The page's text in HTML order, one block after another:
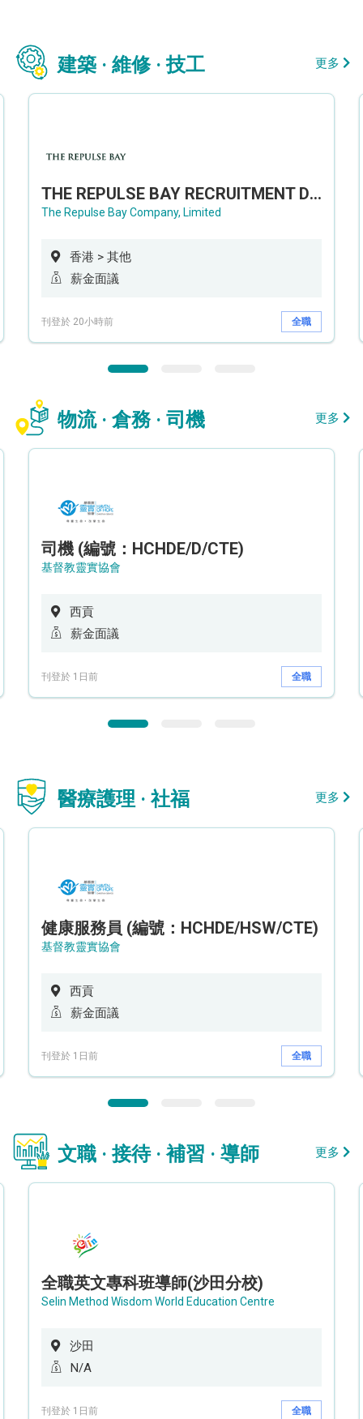
建築 · 維修 · 技工 更多
THE REPULSE BAY RECRUITMENT DAY 淺水灣影灣園人才招聘會
The Repulse Bay Company, Limited
香港 > 其他
薪金面議
刊登於 20小時前 全職
物流 · 倉務 · 司機 更多
司機 (編號：HCHDE/D/CTE)
基督教靈實協會
西貢
薪金面議
刊登於 1日前 全職
醫療護理 · 社福 更多
健康服務員 (編號：HCHDE/HSW/CTE)
基督教靈實協會
西貢
薪金面議
刊登於 1日前 全職
文職 · 接待 · 補習 · 導師 更多
全職英文專科班導師(沙田分校)
Selin Method Wisdom World Education Centre
沙田
N/A
刊登於 1日前 全職